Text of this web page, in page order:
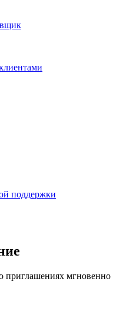
поддержки
приглашениях мгновенно